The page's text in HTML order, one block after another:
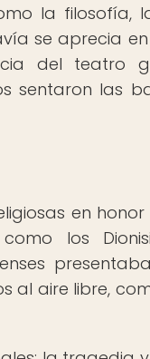
la filosofía,
se aprecia
del teatro
sentaron las
en honor
los
al aire libre,